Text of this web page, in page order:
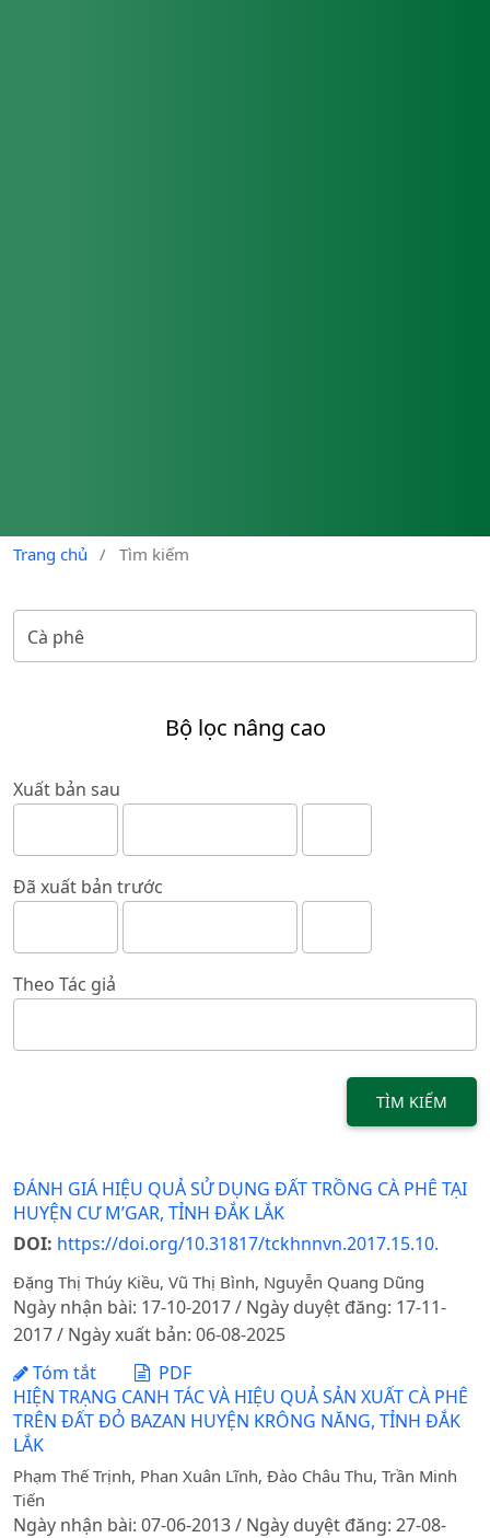
Trang chủ / Tìm kiếm
Bộ lọc nâng cao
Xuất bản sau
Đã xuất bản trước
Theo Tác giả
TÌM KIẾM
ĐÁNH GIÁ HIỆU QUẢ SỬ DỤNG ĐẤT TRỒNG CÀ PHÊ TẠI
HUYỆN CƯ M’GAR, TỈNH ĐẮK LẮK
DOI: https://doi.org/10.31817/tckhnnvn.2017.15.10.
Đặng Thị Thúy Kiều, Vũ Thị Bình, Nguyễn Quang Dũng
Ngày nhận bài: 17-10-2017 / Ngày duyệt đăng: 17-11-
2017 / Ngày xuất bản: 06-08-2025
Tóm tắt
PDF
HIỆN TRẠNG CANH TÁC VÀ HIỆU QUẢ SẢN XUẤT CÀ PHÊ
TRÊN ĐẤT ĐỎ BAZAN HUYỆN KRÔNG NĂNG, TỈNH ĐẮK
LẮK
Phạm Thế Trịnh, Phan Xuân Lĩnh, Đào Châu Thu, Trần Minh
Tiến
Ngày nhận bài: 07-06-2013 / Ngày duyệt đăng: 27-08-